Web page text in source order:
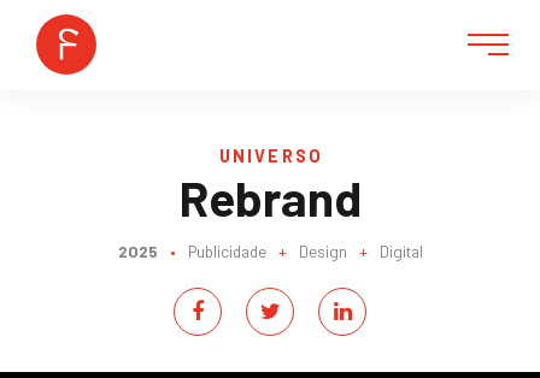
UNIVERSO
Rebrand
2025 • Publicidade + Design + Digital